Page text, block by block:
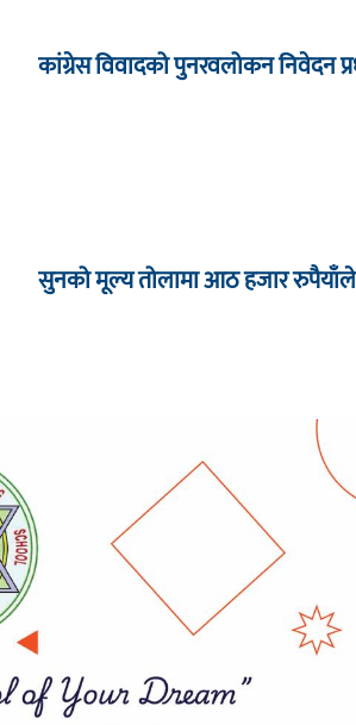
कांग्रेस विवादको पुनरवलोकन निवेदन
सुनको मूल्य तोलामा आठ हजार रुपैयाँले